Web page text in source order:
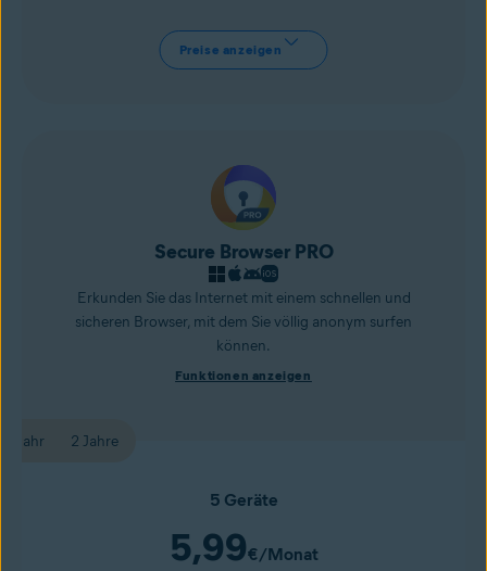
Preise anzeigen
Secure Browser PRO
Erkunden Sie das Internet mit einem schnellen und
sicheren Browser, mit dem Sie völlig anonym surfen
können.
Funktionen anzeigen
1 Jahr 2 Jahre
5 Geräte
5,99€/Monat